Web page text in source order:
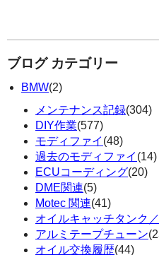
ブログ カテゴリー
BMW(2)
メンテナンス記録(304)
DIY作業(577)
モディファイ (48)
過去のモディファイ (14)
ECUコーディング(20)
DME関連(5)
Motec 関連(41)
オイルキャッチタンク
アルミテープチューン
オイル交換履歴(44)